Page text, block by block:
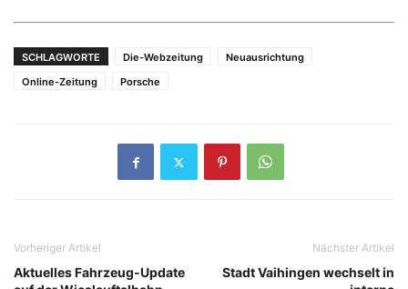
SCHLAGWORTE Die-Webzeitung
Neuausrichtung
Online-Zeitung
Porsche
Vorheriger Artikel
Aktuelles Fahrzeug-Update
Nächster Artikel
Stadt Vaihingen wechselt in